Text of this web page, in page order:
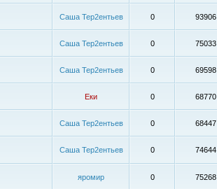
Саша Тер2ентьев 0 93906
Саша Тер2ентьев 0 75033
Саша Тер2ентьев 0 69598
Еки 0 68770
Саша Тер2ентьев 0 68447
Саша Тер2ентьев 0 74644
яромир 0 75268